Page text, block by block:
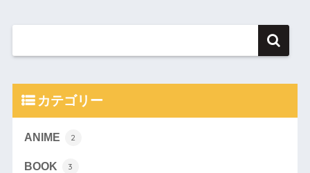
カテゴリー
ANIME 2
BOOK 3